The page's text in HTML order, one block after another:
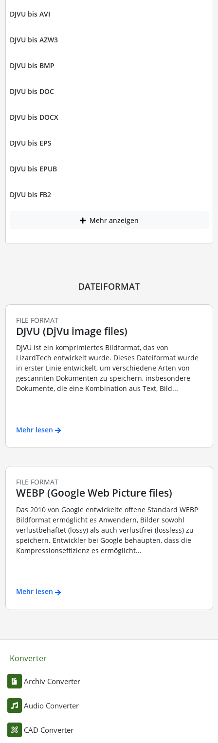
DJVU bis AVI
DJVU bis AZW3
DJVU bis BMP
DJVU bis DOC
DJVU bis DOCX
DJVU bis EPS
DJVU bis EPUB
DJVU bis FB2
Mehr anzeigen
DATEIFORMAT
FILE FORMAT
DJVU (DjVu image files)
DJVU ist ein komprimiertes Bildformat, das von
LizardTech entwickelt wurde. Dieses Dateiformat wurde
in erster Linie entwickelt, um verschiedene Arten von
gescannten Dokumenten zu speichern, insbesondere
Dokumente, die eine Kombination aus Text, Bild...
Mehr lesen
FILE FORMAT
WEBP (Google Web Picture files)
Das 2010 von Google entwickelte offene Standard WEBP
Bildformat ermöglicht es Anwendern, Bilder sowohl
verlustbehaftet (lossy) als auch verlustfrei (lossless) zu
speichern. Entwickler bei Google behaupten, dass die
Kompressionseffizienz es ermöglicht...
Mehr lesen
Konverter
Archiv Converter
Audio Converter
CAD Converter